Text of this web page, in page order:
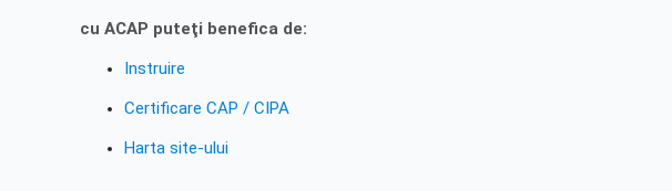
cu ACAP puteţi benefica de:
Instruire
Certificare CAP / CIPA
Harta site-ului